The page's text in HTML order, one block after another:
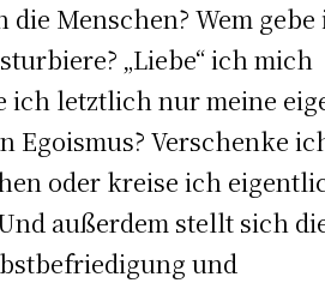
die Menschen? Wem
„Liebe“ ich mich
ich letztlich nur meine
Egoismus? Verschenke
oder kreise ich
außerdem stellt sich
und